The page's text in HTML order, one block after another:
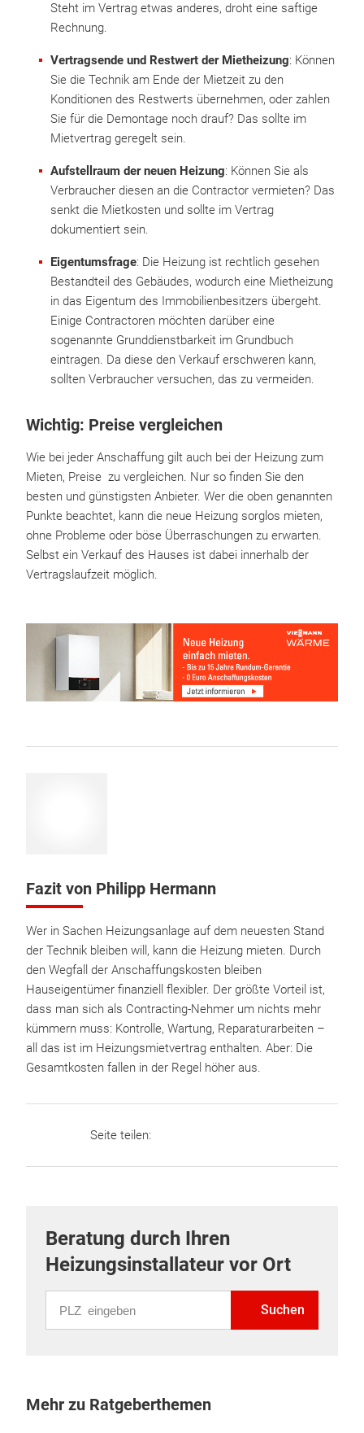
Steht im Vertrag etwas anderes, droht eine saftige
Rechnung.
Vertragsende und Restwert der Mietheizung: Können
Sie die Technik am Ende der Mietzeit zu den
Konditionen des Restwerts übernehmen, oder zahlen
Sie für die Demontage noch drauf? Das sollte im
Mietvertrag geregelt sein.
Aufstellraum der neuen Heizung: Können Sie als
Verbraucher diesen an die Contractor vermieten? Das
senkt die Mietkosten und sollte im Vertrag
dokumentiert sein.
Eigentumsfrage: Die Heizung ist rechtlich gesehen
Bestandteil des Gebäudes, wodurch eine Mietheizung
in das Eigentum des Immobilienbesitzers übergeht.
Einige Contractoren möchten darüber eine
sogenannte Grunddienstbarkeit im Grundbuch
eintragen. Da diese den Verkauf erschweren kann,
sollten Verbraucher versuchen, das zu vermeiden.
Wichtig: Preise vergleichen
Wie bei jeder Anschaffung gilt auch bei der Heizung zum
Mieten, Preise zu vergleichen. Nur so finden Sie den
besten und günstigsten Anbieter. Wer die oben genannten
Punkte beachtet, kann die neue Heizung sorglos mieten,
ohne Probleme oder böse Überraschungen zu erwarten.
Selbst ein Verkauf des Hauses ist dabei innerhalb der
Vertragslaufzeit möglich.
Fazit von Philipp Hermann
Wer in Sachen Heizungsanlage auf dem neuesten Stand
der Technik bleiben will, kann die Heizung mieten. Durch
den Wegfall der Anschaffungskosten bleiben
Hauseigentümer finanziell flexibler. Der größte Vorteil ist,
dass man sich als Contracting-Nehmer um nichts mehr
kümmern muss: Kontrolle, Wartung, Reparaturarbeiten –
all das ist im Heizungsmietvertrag enthalten. Aber: Die
Gesamtkosten fallen in der Regel höher aus.
Seite teilen:
Beratung durch Ihren
Heizungsinstallateur vor Ort
Suchen
Mehr zu Ratgeberthemen